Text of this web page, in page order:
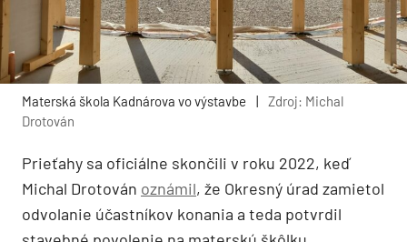
Materská škola Kadnárova vo výstavbe
Zdroj: Michal
Drotován
Prieťahy sa oficiálne skončili v roku 2022, keď
Michal Drotován oznámil, že Okresný úrad zamietol
odvolanie účastníkov konania a teda potvrdil